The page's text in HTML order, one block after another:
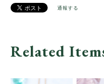
通報する
Related